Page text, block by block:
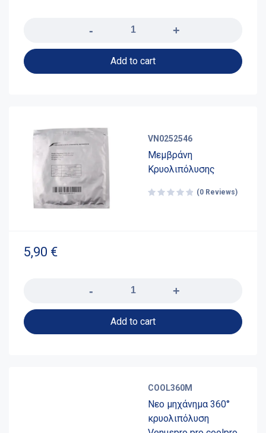
Add to cart
VN0252546
Μεμβράνη
Κρυολιπόλυσης
(0 Reviews)
5,90 €
Add to cart
COOL360M
Νεο μηχάνημα 360°
κρυολιπόλυση